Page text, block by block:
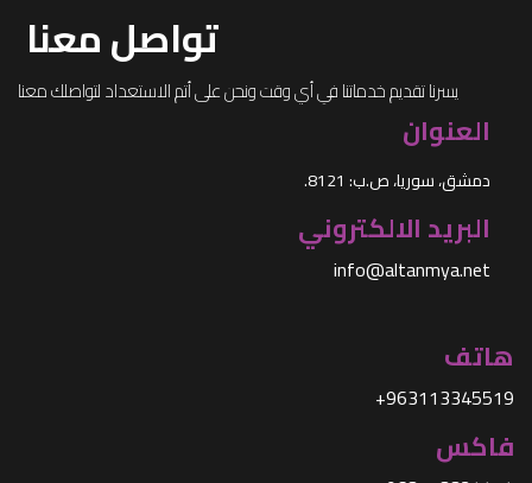
تواصل معنا
يسرنا تقديم خدماتنا في أي وقت ونحن على أتم الاستعداد لتواصلك معنا
العنوان
دمشق، سوريا، ص.ب: 8121.
البريد الالكتروني
info@altanmya.net
هاتف
963113345519+
فاكس